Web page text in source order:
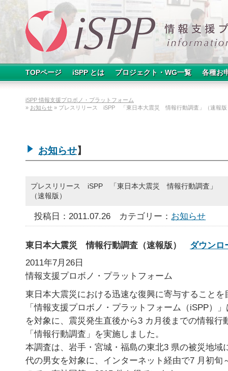
TOPページ iSPP とは プロジェクト・WG一覧 各種お
iSPP 情報支援プロボノ・プラットフォーム
» お知らせ » プレスリリース iSPP 「東日本大震災 情報行動調査」（速報版
お知らせ】
プレスリリース iSPP 「東日本大震災 情報行動調査」
（速報版）
投稿日：2011.07.26 カテゴリー： お知らせ
東日本大震災 情報行動調査（速報版） ダウンロ
2011年7月26日
情報支援プロボノ・プラットフォーム
東日本大震災における迅速な復興に寄与することを
「情報支援プロボノ・プラットフォーム（iSPP）
を対象に、震災発生直後から3 カ月後までの情報行
「情報行動調査」を実施しました。
本調査は、岩手・宮城・福島の東北3 県の被災地域
代の男女を対象に、インターネット経由で7 月初旬